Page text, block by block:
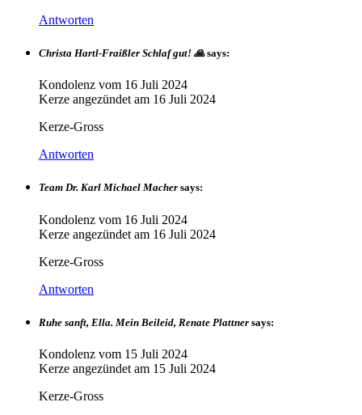
Antworten
Christa Hartl-Fraißler Schlaf gut! 🙏 says:
Kondolenz vom 16 Juli 2024
Kerze angezündet am 16 Juli 2024
Kerze-Gross
Antworten
Team Dr. Karl Michael Macher says:
Kondolenz vom 16 Juli 2024
Kerze angezündet am 16 Juli 2024
Kerze-Gross
Antworten
Ruhe sanft, Ella. Mein Beileid, Renate Plattner says:
Kondolenz vom 15 Juli 2024
Kerze angezündet am 15 Juli 2024
Kerze-Gross